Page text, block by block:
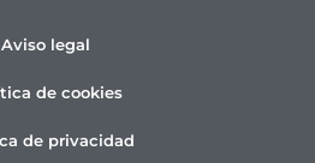
Aviso legal
de cookies
de privacidad